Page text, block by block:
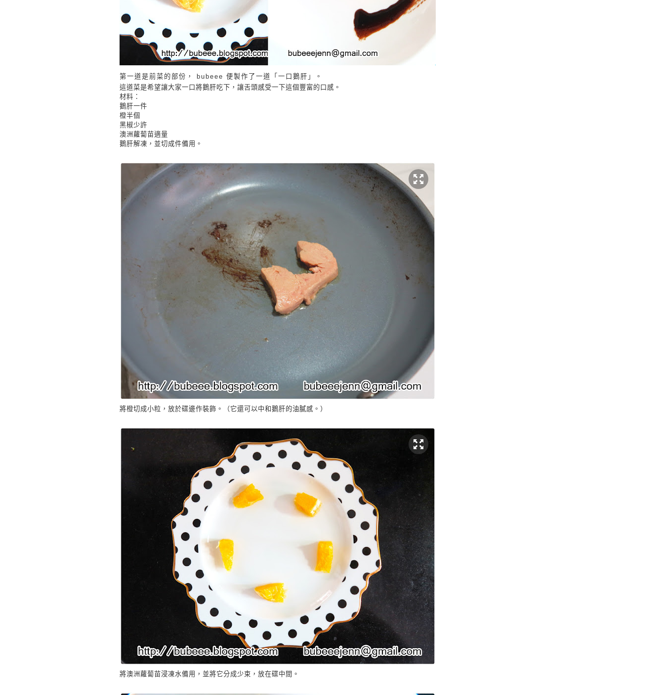
第一道是前菜的部份， bubeee 便製作了一道「一口鵝肝」。
這道菜是希望讓大家一口將鵝肝吃下，讓舌頭感受一下這個豐富的口感。
材料：
鵝肝一件
橙半個
黑椒少許
澳洲蘿蔔苗適量
鵝肝解凍，並切成件備用。
將橙切成小粒，放於碟邊作裝飾。（它還可以中和鵝肝的油膩感。）
將澳洲蘿蔔苗浸凍水備用，並將它分成少束，放在碟中間。